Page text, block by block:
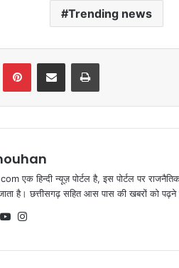
Trending news
PinterestShare via Email Print
एक हिन्दी न्यूज़ पोर्टल है, इस पोर्टल पर
है। छत्तीसगढ़ सहित आस पास की खबरों को पढ़ने
X YouTube